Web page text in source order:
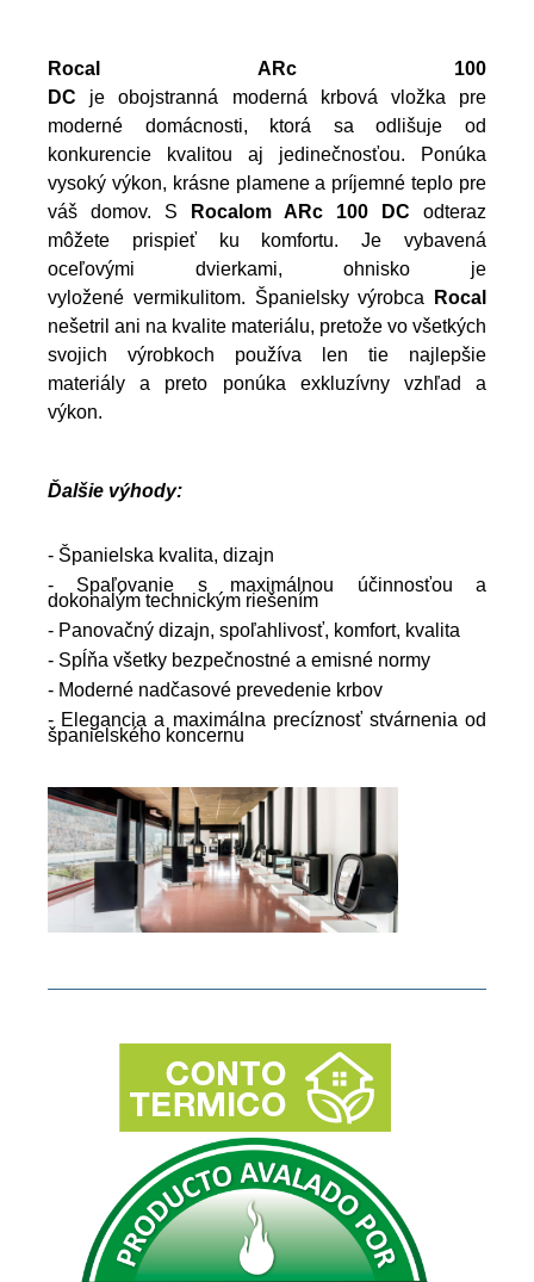
Rocal ARc 100
DC je obojstranná moderná krbová vložka pre
moderné domácnosti, ktorá sa odlišuje od
konkurencie kvalitou aj jedinečnosťou. Ponúka
vysoký výkon, krásne plamene a príjemné teplo pre
váš domov. S
Rocalom ARc 100 DC odteraz
môžete prispieť ku komfortu. Je vybavená
oceľovými dvierkami, ohnisko je
vyložené vermikulitom. Španielsky výrobca
Rocal
nešetril ani na kvalite materiálu, pretože vo všetkých
svojich výrobkoch používa len tie najlepšie
materiály a preto ponúka exkluzívny vzhľad a
výkon.
Ďalšie výhody:
- Španielska kvalita, dizajn
- Spaľovanie s maximálnou účinnosťou a
dokonalým technickým riešením
- Panovačný dizajn, spoľahlivosť, komfort, kvalita
- Spĺňa všetky bezpečnostné a emisné normy
- Moderné nadčasové prevedenie krbov
- Elegancia a maximálna precíznosť stvárnenia od
španielského koncernu